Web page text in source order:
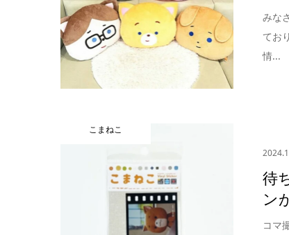
みな
てお
情...
こまねこ
待
ン
コマ